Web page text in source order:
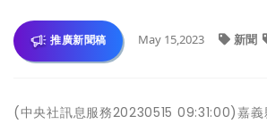
推廣新聞稿 May 15,2023 新聞
(中央社訊息服務20230515 09:31:00)嘉義